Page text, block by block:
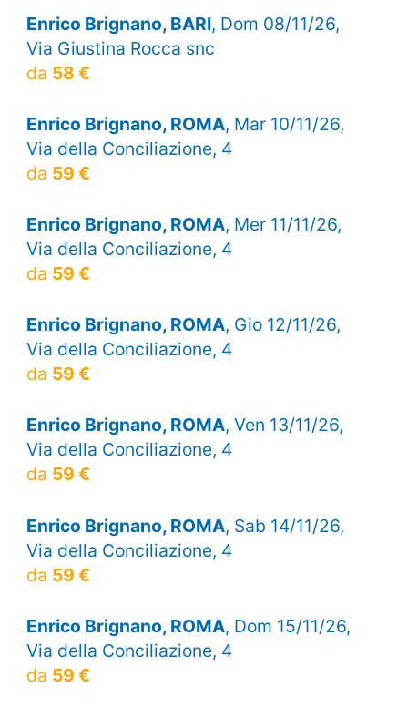
Enrico Brignano, BARI, Dom 08/11/26,
Via Giustina Rocca snc
da 58 €
Enrico Brignano, ROMA, Mar 10/11/26,
Via della Conciliazione, 4
da 59 €
Enrico Brignano, ROMA, Mer 11/11/26,
Via della Conciliazione, 4
da 59 €
Enrico Brignano, ROMA, Gio 12/11/26,
Via della Conciliazione, 4
da 59 €
Enrico Brignano, ROMA, Ven 13/11/26,
Via della Conciliazione, 4
da 59 €
Enrico Brignano, ROMA, Sab 14/11/26,
Via della Conciliazione, 4
da 59 €
Enrico Brignano, ROMA, Dom 15/11/26,
Via della Conciliazione, 4
da 59 €